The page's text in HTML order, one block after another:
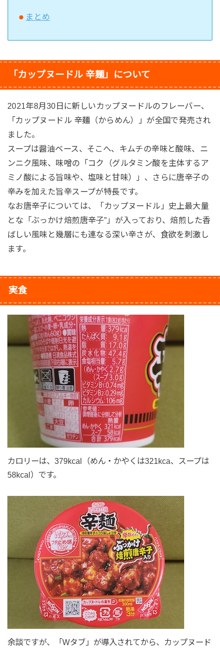
まとめ
「カップヌードル 辛麺」について
2021年8月30日に新しいカップヌードルのフレーバー、
「カップヌードル 辛麺（からめん）」が全国で発売され
ました。
スープは醤油ベース、そこへ、キムチの辛味と酸味、ニ
ンニク風味、味噌の「コク（グルタミン酸を主体するア
ミノ酸による旨味や、塩味と甘味）」、さらに唐辛子の
辛みを加えた旨辛スープが特長です。
なお唐辛子については、「カップヌードル」史上最大量
とな「ぶっかけ焙煎唐辛子”」が入っており、焙煎した香
ばしい風味と幾層にも連なる深い辛さが、食欲を刺激し
ます。
実食
カロリーは、379kcal（めん・かやくは321kca、スープは
58kcal）です。
余談ですが、「Wタブ」が導入されてから、カップヌード